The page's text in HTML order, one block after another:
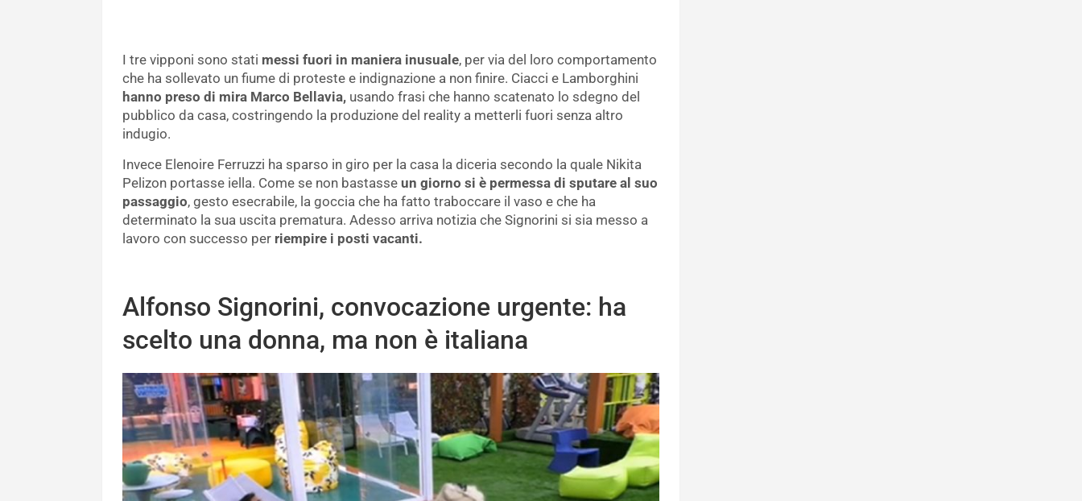
I tre vipponi sono stati messi fuori in maniera inusuale, per via del loro comportamento
che ha sollevato un fiume di proteste e indignazione a non finire. Ciacci e Lamborghini
hanno preso di mira Marco Bellavia, usando frasi che hanno scatenato lo sdegno del
pubblico da casa, costringendo la produzione del reality a metterli fuori senza altro
indugio.
Invece Elenoire Ferruzzi ha sparso in giro per la casa la diceria secondo la quale Nikita
Pelizon portasse iella. Come se non bastasse un giorno si è permessa di sputare al suo
passaggio, gesto esecrabile, la goccia che ha fatto traboccare il vaso e che ha
determinato la sua uscita prematura. Adesso arriva notizia che Signorini si sia messo a
lavoro con successo per riempire i posti vacanti.
Alfonso Signorini, convocazione urgente: ha
scelto una donna, ma non è italiana